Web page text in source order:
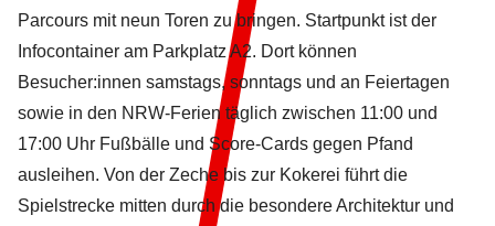
Parcours mit neun Toren zu bringen. Startpunkt ist der
Infocontainer am Parkplatz A2. Dort können
Besucher:innen samstags, sonntags und an Feiertagen
sowie in den NRW-Ferien täglich zwischen 11:00 und
17:00 Uhr Fußbälle und Score-Cards gegen Pfand
ausleihen. Von der Zeche bis zur Kokerei führt die
Spielstrecke mitten durch die besondere Architektur und